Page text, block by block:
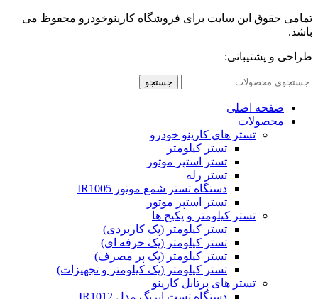
تمامی حقوق این سایت برای فروشگاه کارینوخودرو محفوظ می
باشد.
طراحی و پشتیبانی:
جستجو
صفحه اصلی
محصولات
تستر های کارینو خودرو
تستر کیلومتر
تستر استپر موتور
تستر رله
دستگاه تستر شمع موتور IR1005
تستر استپر موتور
تستر کیلومتر و پکیج ها
تستر کیلومتر (پک کاربردی)
تستر کیلومتر (پک حرفه ای)
تستر کیلومتر (پک پر مصرف)
تستر کیلومتر (پک کیلومتر و تجهیزات)
تستر های پرتابل کارینو
دستگاه تست ایربگ مدل IR1012